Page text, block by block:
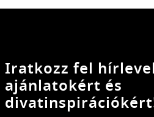
Iratkozz fel
ajánlatokért és